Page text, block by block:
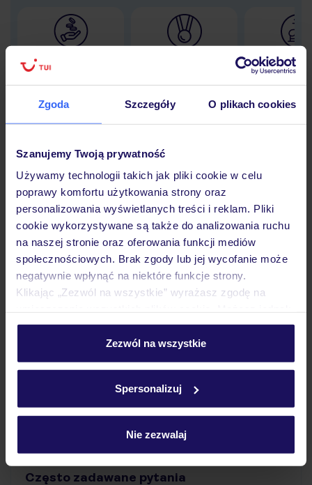
Zgoda Szczegóły O plikach cookies
Szanujemy Twoją prywatność
Używamy technologii takich jak pliki cookie w celu
poprawy komfortu użytkowania strony oraz
personalizowania wyświetlanych treści i reklam. Pliki
cookie wykorzystywane są także do analizowania ruchu
na naszej stronie oraz oferowania funkcji mediów
społecznościowych. Brak zgody lub jej wycofanie może
negatywnie wpłynąć na niektóre funkcje strony.
Klikając „Zezwól na wszystkie” wyrażasz zgodę na
personalizować swój wybór wchodząc w zakładkę
Szczegółowe informacje o plikach cookie znajdziesz
Zezwól na wszystkie
Spersonalizuj
Nie zezwalaj
30 lat w
Hotel
Opinie
Pokoje
Atrakcje
Ważne informacje
Często zadawane pytania